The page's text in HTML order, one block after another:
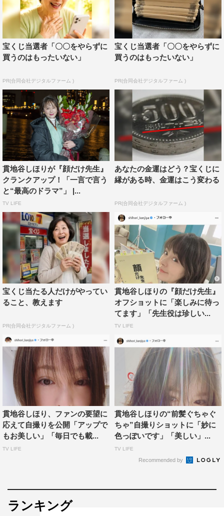
貫地谷はごぶごぶの出演にあたって「ばっちり予習させて
いただきました！」と気合を見せるも、いきなりイヤリン
グを落とすおちゃめっぷり。
貫地谷は2007年放送の年放送のNHK朝ドラ『ちりとてち
で見ちゃいや～ん♡ごぶごぶ大人の社会見学～！」と題
し、お世話になった場所へお礼参りをしながら、普段は見
られない裏側まで見学する。
まず訪れたのは、今年で20周年を迎える落語の寄席・繁昌
亭。朝ドラ『ちりとてちん』では上方落語の世界に飛び込
み、自分の人生を輝かせていくヒロイン・和田喜代美を演
じた貫地谷。撮影当時、「落語を勉強するために客として
通っていた」という落語の聖地へお礼参り。
『ちりとてちん』では、オーディションを経てヒロインの
座を勝ち取った貫地谷だが、「ヒロインを演じるまでは落
語を見たことがなかった」という。オーディションでは、
他の候補者たちが「この間、落語を見てきました」とアピ
ールするのを見て、貫地谷は「なんで落語？ 古典を見て
いるアピールなのかな」と思っていたが、その時既に“落
語を題材にした朝ドラ”であることが発表されており、貫
地谷はその事実を知らずに合格したという。これには浜田
も「知らなかったの!? 落ちた人、腹立ったやろな～」と驚
く。
さらに、繁昌亭では寄席ならではの楽屋や生演奏の出囃子
など、裏側を見学。貫地谷は憧れの繁昌亭の高座に、落語
家として生の出囃子で登場する体験をすることに。貫地谷
が19年ぶりに『ちりとてちん』のヒロイン・和田喜代美と
して登場し、浜田は舞台周りを整える「お茶子」を体験。
「貫地谷のために下働きさせられる…」と不満をもらす。
行ったことがないのでお礼をしたい」とカプコンが制作す
宝くじ当選者「〇〇をやらずに
買うのはもったいない」
PR(合同会社デジタルファーム )
宝くじ当選者「〇〇をやらずに
買うのはもったいない」
PR(合同会社デジタルファーム )
貫地谷しほりが『顔だけ先生』
クランクアップ！「一言で言う
と“最高のドラマ”」 |...
TV LIFE
あなたの金運はどう？宝くじに
縁がある時、金運はこう変わる
PR(合同会社デジタルファーム )
宝くじ当たる人だけがやってい
ること、教えます
PR(合同会社デジタルファーム )
貫地谷しほりの『顔だけ先生』
オフショットに「楽しみに待っ
てます」「先生役は珍しい...
TV LIFE
貫地谷しほり、ファンの要望に
応えて自撮りを公開「アップで
もお美しい」「毎日でも載...
TV LIFE
貫地谷しほりの“前髪ぐちゃぐ
ちゃ”自撮りショットに「妙に
色っぽいです」「美しい」...
TV LIFE
Recommended by
ランキング